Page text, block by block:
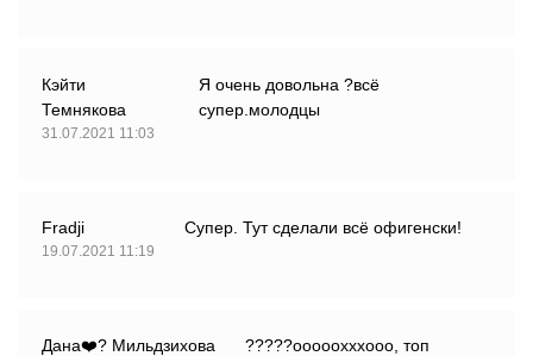
Кэйти
Темнякова
31.07.2021 11:03
Я очень довольна ?всё
супер.молодцы
Fradji
19.07.2021 11:19
Супер. Тут сделали всё офигенски!
Дана❤️? Мильдзихова ?????ооооохххооо, топ